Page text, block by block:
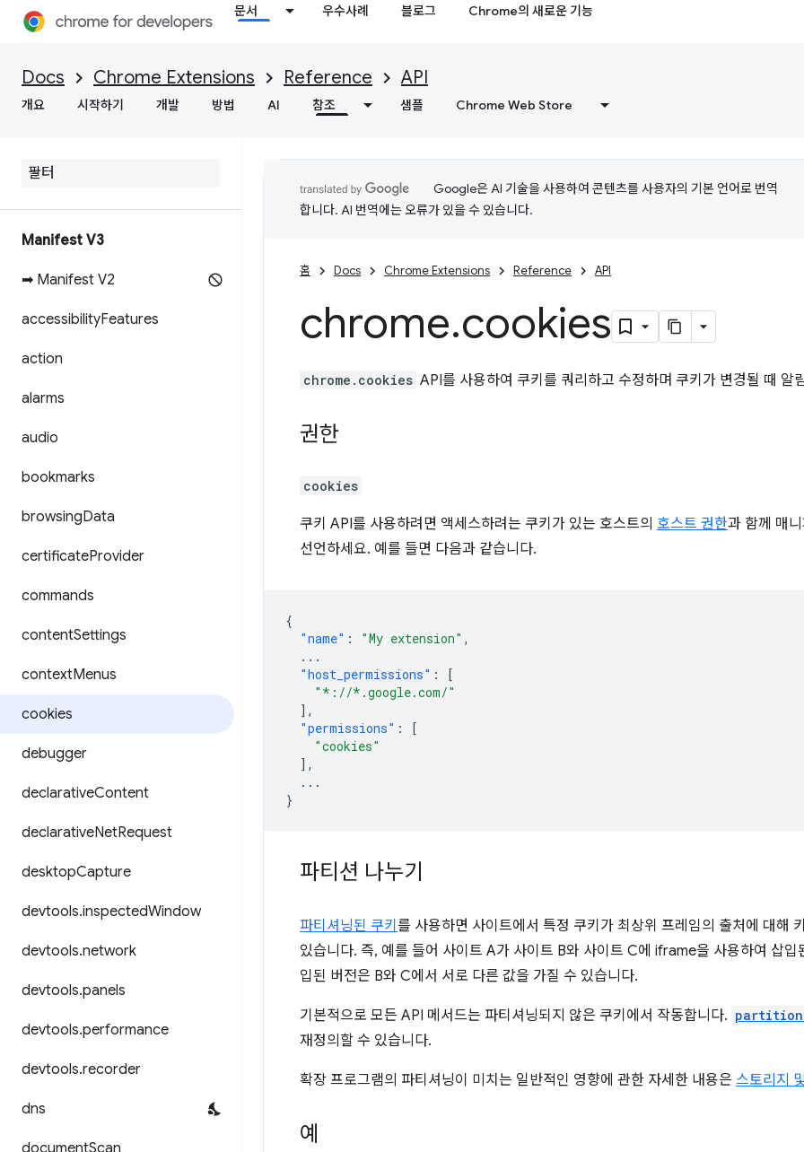
문서 우수사례 블로그 Chrome의 새로운 기능
Docs Chrome Extensions Reference API
개요 시작하기 개발 방법 AI 참조 샘플 Chrome Web Store
Manifest V3
➡ Manifest V2
accessibilityFeatures
action
alarms
audio
bookmarks
browsingData
certificateProvider
commands
contentSettings
contextMenus
cookies
debugger
declarativeContent
declarativeNetRequest
desktopCapture
devtools.inspectedWindow
devtools.network
devtools.panels
devtools.performance
devtools.recorder
dns
documentScan
Google은 AI 기술을 사용하여 콘텐츠를 사용자의 기본 언어로 번역
합니다. AI 번역에는 오류가 있을 수 있습니다.
홈 Docs Chrome Extensions Reference API
chrome.cookies
chrome.cookies API를 사용하여 쿠키를 쿼리하고 수정하며 쿠키가 변경될 때 알
권한
cookies
쿠키 API를 사용하려면 액세스하려는 쿠키가 있는 호스트의 호스트 권한과 함께 매
선언하세요. 예를 들면 다음과 같습니다.
{
"name" : "My extension" ,
...
"host_permissions" :
[
"*://*.google.com/"
],
"permissions" :
[
"cookies"
],
...
}
파티션 나누기
파티셔닝된 쿠키 를 사용하면 사이트에서 특정 쿠키가 최상위 프레임의 출처에 대해
있습니다. 즉, 예를 들어 사이트 A가 사이트 B와 사이트 C에 iframe을 사용하여 삽
입된 버전은 B와 C에서 서로 다른 값을 가질 수 있습니다.
기본적으로 모든 API 메서드는 파티셔닝되지 않은 쿠키에서 작동합니다.
재정의할 수 있습니다.
확장 프로그램의 파티셔닝이 미치는 일반적인 영향에 관한 자세한 내용은 스토리지
예